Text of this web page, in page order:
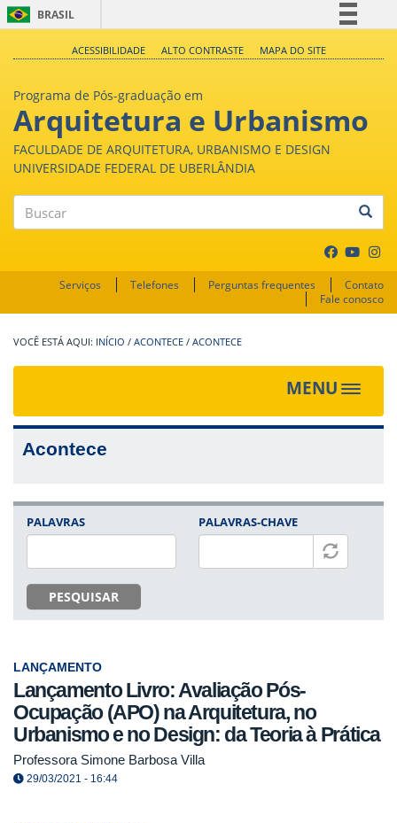
BRASIL
Acesso à informação
Legislação
ACESSIBILIDADE ALTO CONTRASTE MAPA DO SITE
Programa de Pós-graduação em
Arquitetura e Urbanismo
FACULDADE DE ARQUITETURA, URBANISMO E DESIGN
UNIVERSIDADE FEDERAL DE UBERLÂNDIA
Serviços Telefones Perguntas frequentes
Contato
Fale conosco
INÍCIO / ACONTECE / ACONTECE
MENU
Toggle
Acontece
PALAVRAS
PESQUISAR
PALAVRAS-CHAVE
LANÇAMENTO
Lançamento Livro: Avaliação Pós-
Ocupação (APO) na Arquitetura, no
Urbanismo e no Design: da Teoria à Prática
Professora Simone Barbosa Villa
29/03/2021 - 16:44